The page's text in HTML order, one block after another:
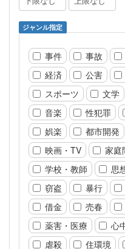
ジャンル指定
事件 事故
経済
公害
スポーツ
文学
音楽
性犯罪
娯楽
都市開発
映画・TV
家庭
学校・教師
思
窃盗
暴行
借金
売春
薬害・医療
心
虐殺
住環境